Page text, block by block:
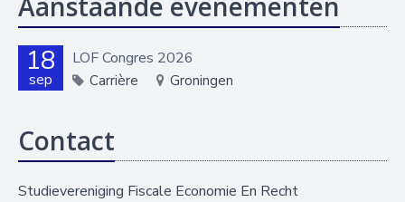
18
sep
LOF Congres 2026
Carrière Groningen
Contact
Studievereniging Fiscale Economie En Recht